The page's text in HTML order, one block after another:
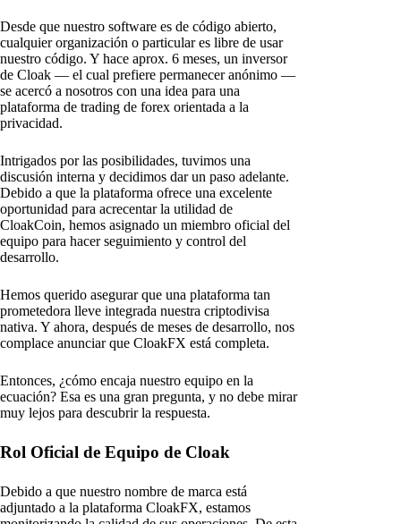
Desde que nuestro software es de código abierto,
cualquier organización o particular es libre de usar
nuestro código. Y hace aprox. 6 meses, un inversor
de Cloak — el cual prefiere permanecer anónimo —
se acercó a nosotros con una idea para una
plataforma de trading de forex orientada a la
privacidad.
Intrigados por las posibilidades, tuvimos una
discusión interna y decidimos dar un paso adelante.
Debido a que la plataforma ofrece una excelente
oportunidad para acrecentar la utilidad de
CloakCoin, hemos asignado un miembro oficial del
equipo para hacer seguimiento y control del
desarrollo.
Hemos querido asegurar que una plataforma tan
prometedora lleve integrada nuestra criptodivisa
nativa. Y ahora, después de meses de desarrollo, nos
complace anunciar que CloakFX está completa.
Entonces, ¿cómo encaja nuestro equipo en la
ecuación? Esa es una gran pregunta, y no debe mirar
muy lejos para descubrir la respuesta.
Rol Oficial de Equipo de Cloak
Debido a que nuestro nombre de marca está
adjuntado a la plataforma CloakFX, estamos